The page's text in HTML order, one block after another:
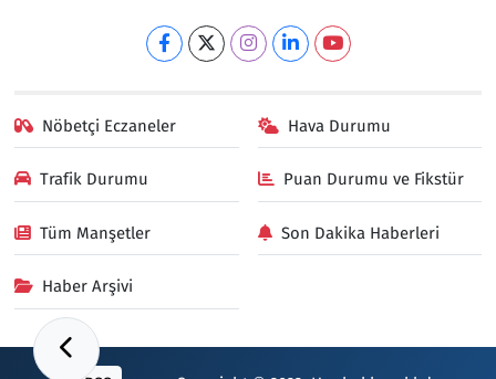
Nöbetçi Eczaneler Hava Durumu
Trafik Durumu Puan Durumu ve Fikstür
Tüm Manşetler Son Dakika Haberleri
Haber Arşivi